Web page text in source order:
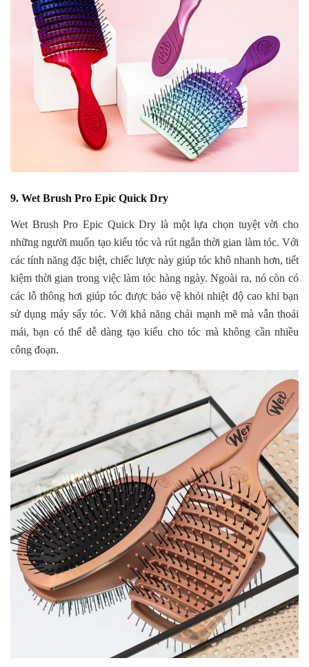
9. Wet Brush Pro Epic Quick Dry
Wet Brush Pro Epic Quick Dry là một lựa chọn tuyệt vời cho
những người muốn tạo kiểu tóc và rút ngắn thời gian làm tóc. Với
các tính năng đặc biệt, chiếc lược này giúp tóc khô nhanh hơn, tiết
kiệm thời gian trong việc làm tóc hàng ngày. Ngoài ra, nó còn có
các lỗ thông hơi giúp tóc được bảo vệ khỏi nhiệt độ cao khi bạn
sử dụng máy sấy tóc. Với khả năng chải mạnh mẽ mà vẫn thoải
mái, bạn có thể dễ dàng tạo kiểu cho tóc mà không cần nhiều
công đoạn.